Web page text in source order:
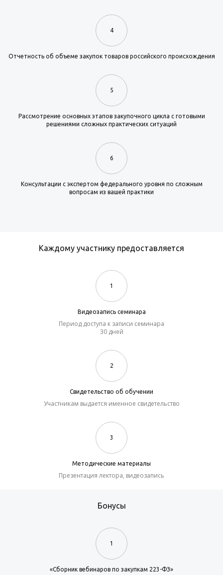
4
Отчетность об объеме закупок товаров российского происхождения
5
Рассмотрение основных этапов закупочного цикла с готовыми
решениями сложных практических ситуаций
6
Консультации с экспертом федерального уровня по сложным
вопросам из вашей практики
Каждому участнику предоставляется
1
Видеозапись семинара
Период доступа к записи семинара
30 дней
2
Свидетельство об обучении
Участникам выдается именное свидетельство
3
Методические материалы
Презентация лектора, видеозапись
Бонусы
1
«Сборник вебинаров по закупкам 223-ФЗ»